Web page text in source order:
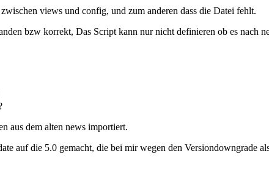
views und config, und zum anderen dass die Datei fehlt.
bzw korrekt, Das Script kann nur nicht definieren ob es
aus dem alten news importiert.
auf die 5.0 gemacht, die bei mir wegen den Versiondowngrade